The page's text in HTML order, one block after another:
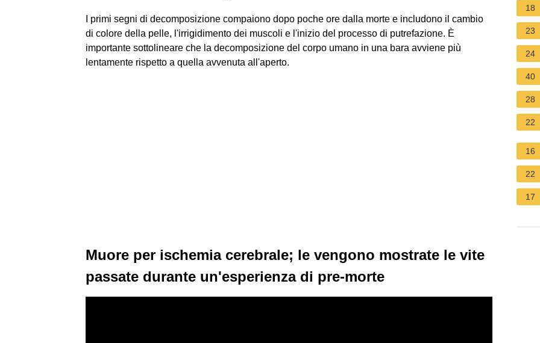
I primi segni di decomposizione compaiono dopo poche ore dalla morte e includono il cambio
di colore della pelle, l'irrigidimento dei muscoli e l'inizio del processo di putrefazione. È
importante sottolineare che la decomposizione del corpo umano in una bara avviene più
lentamente rispetto a quella avvenuta all'aperto.
Muore per ischemia cerebrale; le vengono mostrate le vite
passate durante un'esperienza di pre-morte
18
23
24
40
28
22
16
22
17